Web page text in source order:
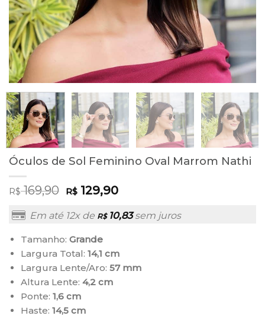
Óculos de Sol Feminino Oval Marrom Nathi
R$169,90 R$129,90
Em até 12x de R$10,83sem juros
Tamanho: Grande
Largura Total: 14,1 cm
Largura Lente/Aro: 57 mm
Altura Lente: 4,2 cm
Ponte: 1,6 cm
Haste: 14,5 cm